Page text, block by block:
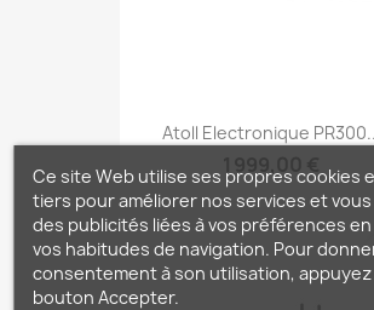
Atoll Electronique
Ce site Web utilise ses propres cookies
tiers pour améliorer nos services et
des publicités liées à vos préférences
vos habitudes de navigation. Pour
consentement à son utilisation, appuyez
bouton Accepter.